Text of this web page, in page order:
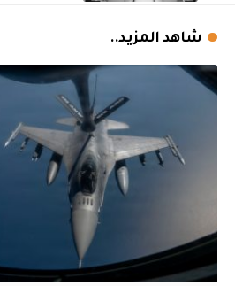
شاهد المزيد..